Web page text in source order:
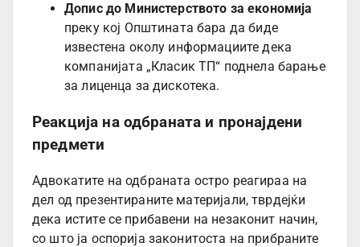
Допис до Министерството за економија
преку кој Општината бара да биде
известена околу информациите дека
компанијата „Класик ТП“ поднела барање
за лиценца за дискотека.
Реакција на одбраната и пронајдени
предмети
Адвокатите на одбраната остро реагираа на
дел од презентираните материјали, тврдејќи
дека истите се прибавени на незаконит начин,
со што ја оспорија законитоста на прибраните